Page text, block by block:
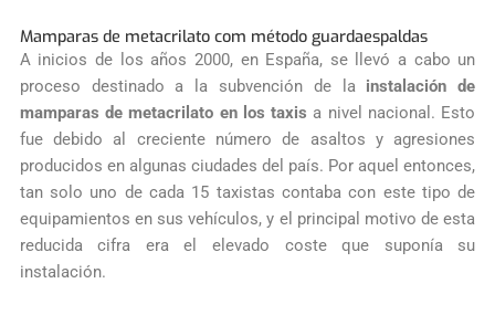
Mamparas de metacrilato com método guardaespaldas
A inicios de los años 2000, en España, se llevó a cabo un
proceso destinado a la subvención de la instalación de
mamparas de metacrilato en los taxis a nivel nacional. Esto
fue debido al creciente número de asaltos y agresiones
producidos en algunas ciudades del país. Por aquel entonces,
tan solo uno de cada 15 taxistas contaba con este tipo de
equipamientos en sus vehículos, y el principal motivo de esta
reducida cifra era el elevado coste que suponía su
instalación.